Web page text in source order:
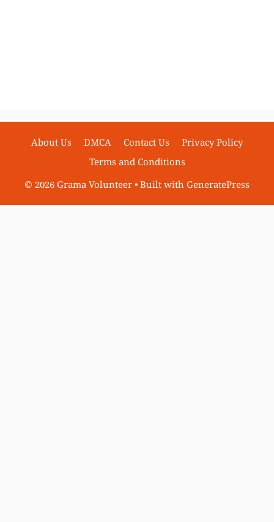
About Us DMCA Contact Us
Privacy Policy
Terms and Conditions
© 2026 Grama Volunteer • Built with GeneratePress